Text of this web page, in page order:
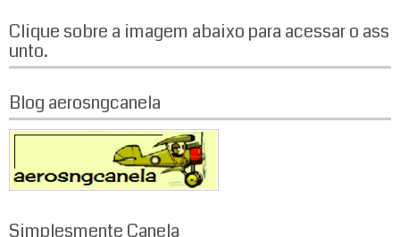
v
e
g
a
ç
Clique sobre a imagem abaixo para acessar o ass
unto.
Blog aerosngcanela
Simplesmente Canela